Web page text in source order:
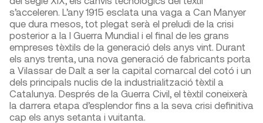
s’acceleren. L’any 1915 esclata una vaga a Can Manyer
que dura mesos, tot plegat serà el preludi de la crisi
posterior a la I Guerra Mundial i el final de les grans
empreses tèxtils de la generació dels anys vint. Durant
els anys trenta, una nova generació de fabricants porta
a Vilassar de Dalt a ser la capital comarcal del cotó i un
dels principals nuclis de la industrialització tèxtil a
Catalunya. Després de la Guerra Civil, el tèxtil coneixerà
la darrera etapa d’esplendor fins a la seva crisi definitiva
cap els anys setanta i vuitanta.